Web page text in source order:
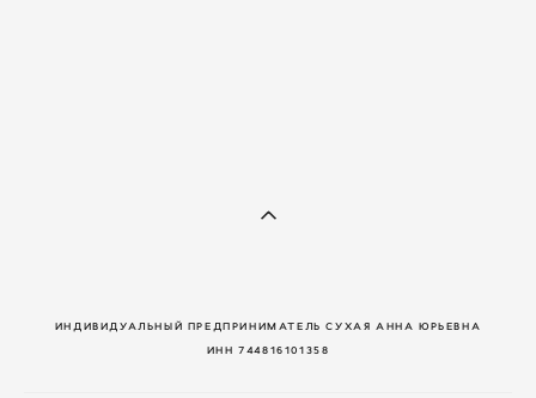
ИНДИВИДУАЛЬНЫЙ ПРЕДПРИНИМАТЕЛЬ СУХАЯ АННА ЮРЬЕВНА
ИНН 744816101358